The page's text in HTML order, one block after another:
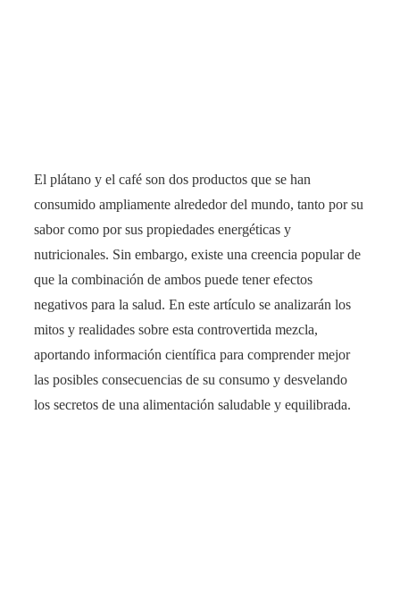
El plátano y el café son dos productos que se han
consumido ampliamente alrededor del mundo, tanto por su
sabor como por sus propiedades energéticas y
nutricionales. Sin embargo, existe una creencia popular de
que la combinación de ambos puede tener efectos
negativos para la salud. En este artículo se analizarán los
mitos y realidades sobre esta controvertida mezcla,
aportando información científica para comprender mejor
las posibles consecuencias de su consumo y desvelando
los secretos de una alimentación saludable y equilibrada.